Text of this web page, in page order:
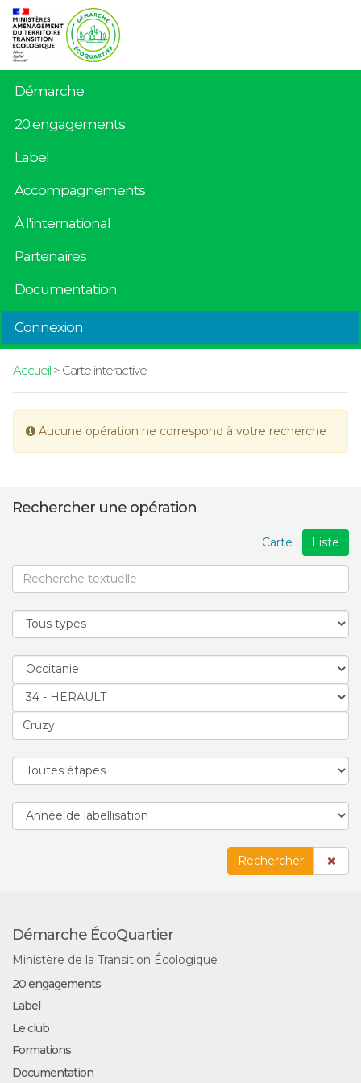
Démarche
20 engagements
Label
Accompagnements
À l'international
Partenaires
Documentation
Connexion
Accueil> Carte interactive
Aucune opération ne correspond à votre recherche
Rechercher une opération
Liste
Carte
Rechercher
Démarche ÉcoQuartier
Ministère de la Transition Écologique
20 engagements
Label
Le club
Formations
Documentation